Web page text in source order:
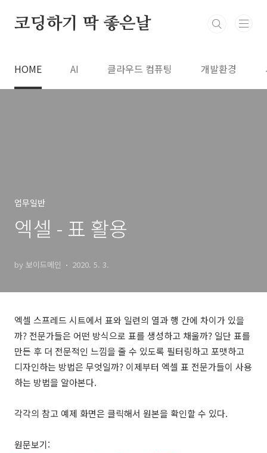
코딩하기 딱 좋은날
HOME AI 클라우드 컴퓨팅 개발환경
업무일반
엑셀 - 표 활용
by 보이드메인 2020. 5. 3.
엑셀 스프레드 시트에서 표와 일련의 열과 행 간에 차이가 있을
까? 전문가들은 어떤 방식으로 표를 생성하고 채울까? 일단 표를
만든 후 더 전문적인 느낌을 줄 수 있도록 필터링하고 포맷하고
디자인하는 방법은 무엇일까? 이제부터 엑셀 표 전문가들이 사용
하는 방법을 알아본다.
각각의 참고 예제 화면은 클릭해서 원본을 확인할 수 있다.
원문보기: